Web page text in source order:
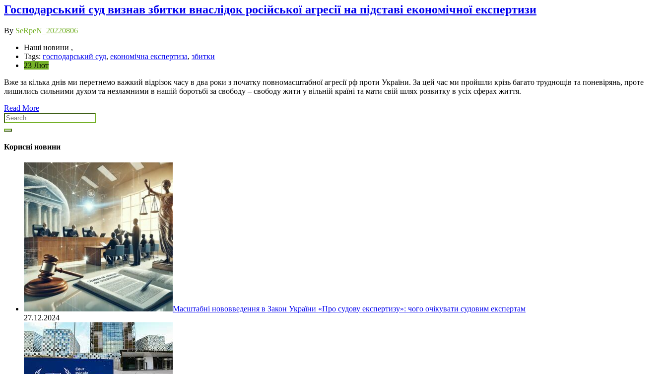
Господарський суд визнав збитки внаслідок російської агресії на підставі економічної експертизи
By SeRpeN_20220806
Наші новини ,
Tags: господарський суд, економічна експертиза, збитки
23 Лют
Вже за кілька днів ми перетнемо важкий відрізок часу в два роки з початку повномасштабної агресії рф проти України. За цей час ми пройшли крізь багато труднощів та поневірянь, проте
лишились сильними духом та незламними в нашій боротьбі за свободу – свободу жити у вільній країні та мати свій шлях розвитку в усіх сферах життя.
Read More
Корисні новини
Масштабні нововведення в Закон України «Про судову експертизу»: чого очікувати судовим експертам
27.12.2024